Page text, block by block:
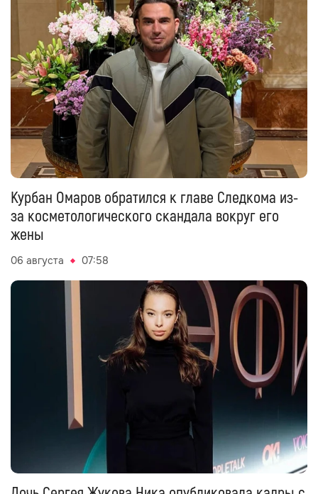
Курбан Омаров обратился к главе Следкома из-
за косметологического скандала вокруг его
жены
06 августа 07:58